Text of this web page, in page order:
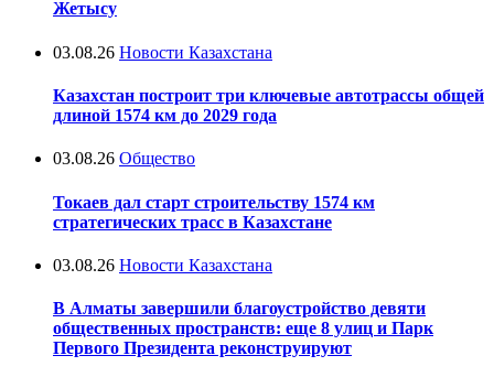
Жетысу
03.08.26 Новости Казахстана
Казахстан построит три ключевые автотрассы общей
длиной 1574 км до 2029 года
03.08.26 Общество
Токаев дал старт строительству 1574 км
стратегических трасс в Казахстане
03.08.26 Новости Казахстана
В Алматы завершили благоустройство девяти
общественных пространств: еще 8 улиц и Парк
Первого Президента реконструируют